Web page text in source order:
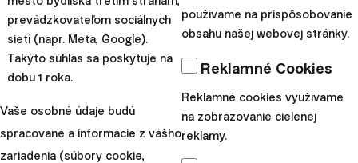
Odporúčame
prevádzkovateľom sociálnych
sietí (napr. Meta, Google).
Takýto súhlas sa poskytuje na
dobu 1 roka.
Vaše osobné údaje budú
spracované a informácie z vášho
zariadenia (súbory cookie,
používame na prispôsobovanie
obsahu našej webovej stránky.
Reklamné Cookies
Reklamné cookies využívame
na zobrazovanie cielenej
reklamy.